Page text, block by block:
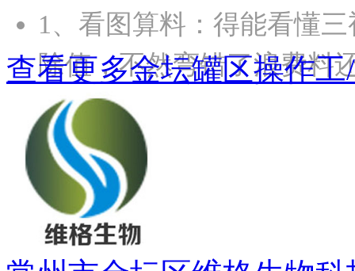
1、‌看图算料‌：得能看懂
除值，不然弯错了浪费
查看更多金坛罐区操作